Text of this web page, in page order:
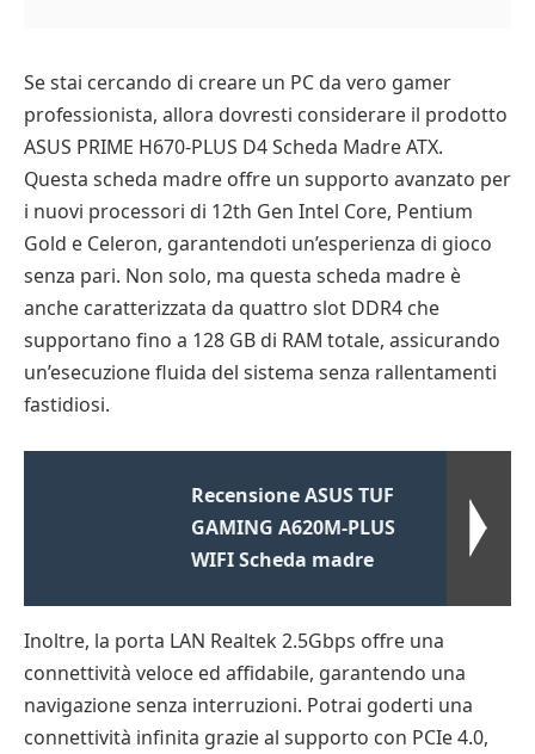
Se stai cercando di creare un PC da vero gamer
professionista, allora dovresti considerare il prodotto
ASUS PRIME H670-PLUS D4 Scheda Madre ATX.
Questa scheda madre offre un supporto avanzato per
i nuovi processori di 12th Gen Intel Core, Pentium
Gold e Celeron, garantendoti un’esperienza di gioco
senza pari. Non solo, ma questa scheda madre è
anche caratterizzata da quattro slot DDR4 che
supportano fino a 128 GB di RAM totale, assicurando
un’esecuzione fluida del sistema senza rallentamenti
fastidiosi.
Recensione ASUS TUF
GAMING A620M-PLUS
WIFI Scheda madre
Inoltre, la porta LAN Realtek 2.5Gbps offre una
connettività veloce ed affidabile, garantendo una
navigazione senza interruzioni. Potrai goderti una
connettività infinita grazie al supporto con PCIe 4.0,